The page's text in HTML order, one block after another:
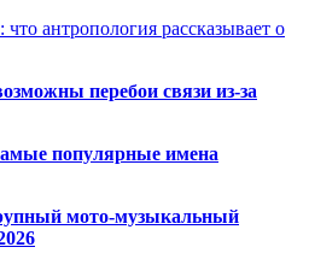
антропология рассказывает о
перебои связи из-за
популярные имена
мото-музыкальный